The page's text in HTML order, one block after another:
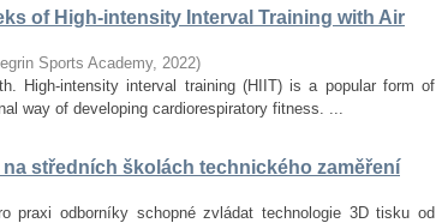
of High-intensity Interval Training with Air
Sports Academy, 2022)
High-intensity interval training (HIIT) is a popular form of
way of developing cardiorespiratory fitness. ...
středních školách technického zaměření
praxi odborníky schopné zvládat technologie 3D tisku od